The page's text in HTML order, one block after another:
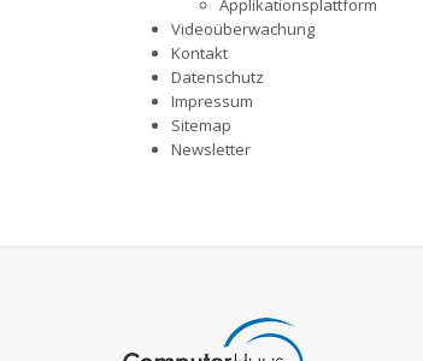
Applikationsplattform
Videoüberwachung
Kontakt
Datenschutz
Impressum
Sitemap
Newsletter